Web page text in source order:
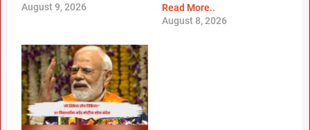
August 9, 2026
Read More..
August 8, 2026